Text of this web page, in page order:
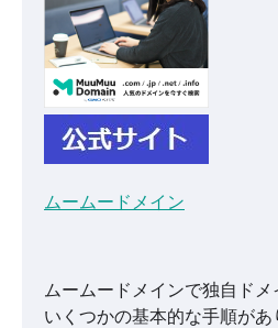
ムームードメイン
ムームードメインで独自ド
いくつかの基本的な手順が